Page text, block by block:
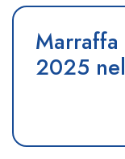
Marraffa
2025